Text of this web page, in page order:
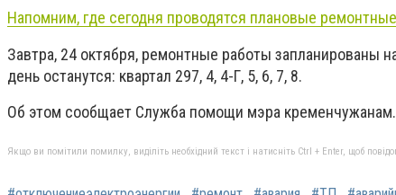
Напомним, где сегодня проводятся плановые
Завтра, 24 октября, ремонтные работы запланированы
день останутся: квартал 297, 4, 4-Г, 5, 6, 7, 8.
Об этом сообщает Служба помощи мэра кременчужанам.
Якщо ви помітили помилку, виділіть необхідний текст і натисніть Ctrl + Enter, щоб